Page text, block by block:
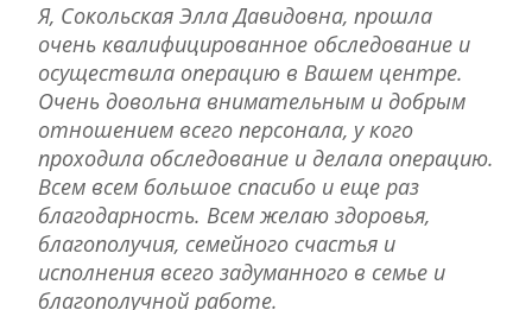
Я, Сокольская Элла Давидовна, прошла
очень квалифицированное обследование и
осуществила операцию в Вашем центре.
Очень довольна внимательным и добрым
отношением всего персонала, у кого
проходила обследование и делала операцию.
Всем всем большое спасибо и еще раз
благодарность. Всем желаю здоровья,
благополучия, семейного счастья и
исполнения всего задуманного в семье и
благополучной работе.